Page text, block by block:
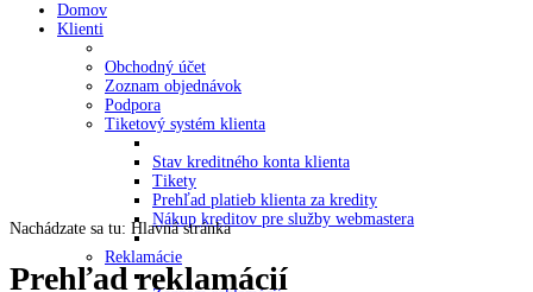
Domov
Klienti
Obchodný účet
Zoznam objednávok
Podpora
Tiketový systém klienta
Stav kreditného konta klienta
Tikety
Prehľad platieb klienta za kredity
Nákup kreditov pre služby webmastera
Reklamácie
Nachádzate sa tu: Hlavná stránka
Prehľad reklamácií